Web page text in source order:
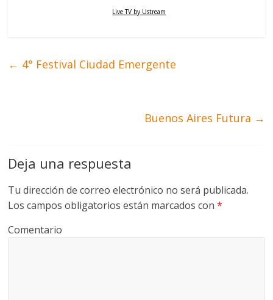
Live TV by Ustream
← 4° Festival Ciudad Emergente
Buenos Aires Futura →
Deja una respuesta
Tu dirección de correo electrónico no será publicada.
Los campos obligatorios están marcados con*
Comentario